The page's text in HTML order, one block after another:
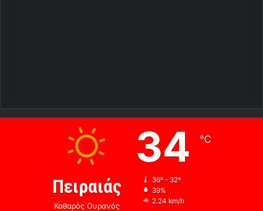
Πειραιάς
Καθαρός Ουρανός
34 ℃
36º - 32º
39%
2.24 km/h